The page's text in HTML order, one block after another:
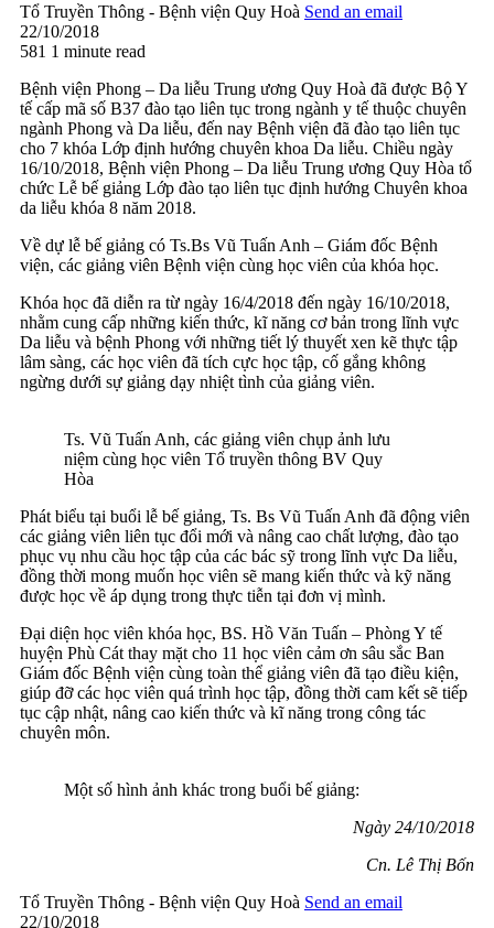
Tổ Truyền Thông - Bệnh viện Quy Hoà Send an email
22/10/2018
581 1 minute read
Bệnh viện Phong – Da liễu Trung ương Quy Hoà đã được Bộ Y
tế cấp mã số B37 đào tạo liên tục trong ngành y tế thuộc chuyên
ngành Phong và Da liễu, đến nay Bệnh viện đã đào tạo liên tục
cho 7 khóa Lớp định hướng chuyên khoa Da liễu. Chiều ngày
16/10/2018, Bệnh viện Phong – Da liễu Trung ương Quy Hòa tổ
chức Lễ bế giảng Lớp đào tạo liên tục định hướng Chuyên khoa
da liễu khóa 8 năm 2018.
Về dự lễ bế giảng có Ts.Bs Vũ Tuấn Anh – Giám đốc Bệnh
viện, các giảng viên Bệnh viện cùng học viên của khóa học.
Khóa học đã diễn ra từ ngày 16/4/2018 đến ngày 16/10/2018,
nhằm cung cấp những kiến thức, kĩ năng cơ bản trong lĩnh vực
Da liễu và bệnh Phong với những tiết lý thuyết xen kẽ thực tập
lâm sàng, các học viên đã tích cực học tập, cố gắng không
ngừng dưới sự giảng dạy nhiệt tình của giảng viên.
Ts. Vũ Tuấn Anh, các giảng viên chụp ảnh lưu
niệm cùng học viên Tổ truyền thông BV Quy
Hòa
Phát biểu tại buổi lễ bế giảng, Ts. Bs Vũ Tuấn Anh đã động viên
các giảng viên liên tục đổi mới và nâng cao chất lượng, đào tạo
phục vụ nhu cầu học tập của các bác sỹ trong lĩnh vực Da liễu,
đồng thời mong muốn học viên sẽ mang kiến thức và kỹ năng
được học về áp dụng trong thực tiễn tại đơn vị mình.
Đại diện học viên khóa học, BS. Hồ Văn Tuấn – Phòng Y tế
huyện Phù Cát thay mặt cho 11 học viên cảm ơn sâu sắc Ban
Giám đốc Bệnh viện cùng toàn thể giảng viên đã tạo điều kiện,
giúp đỡ các học viên quá trình học tập, đồng thời cam kết sẽ tiếp
tục cập nhật, nâng cao kiến thức và kĩ năng trong công tác
chuyên môn.
Một số hình ảnh khác trong buổi bế giảng:
Ngày 24/10/2018
Cn. Lê Thị Bốn
Tổ Truyền Thông - Bệnh viện Quy Hoà Send an email
22/10/2018